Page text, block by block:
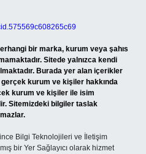
bir marka, kurum veya şahıs
Sitede yalnızca kendi
Burada yer alan içerikler
kurum ve kişiler hakkında
kurum ve kişiler ile isim
Sitemizdeki bilgiler taslak
Bilgi Teknolojileri ve İletişim
bir Yer Sağlayıcı olarak hizmet